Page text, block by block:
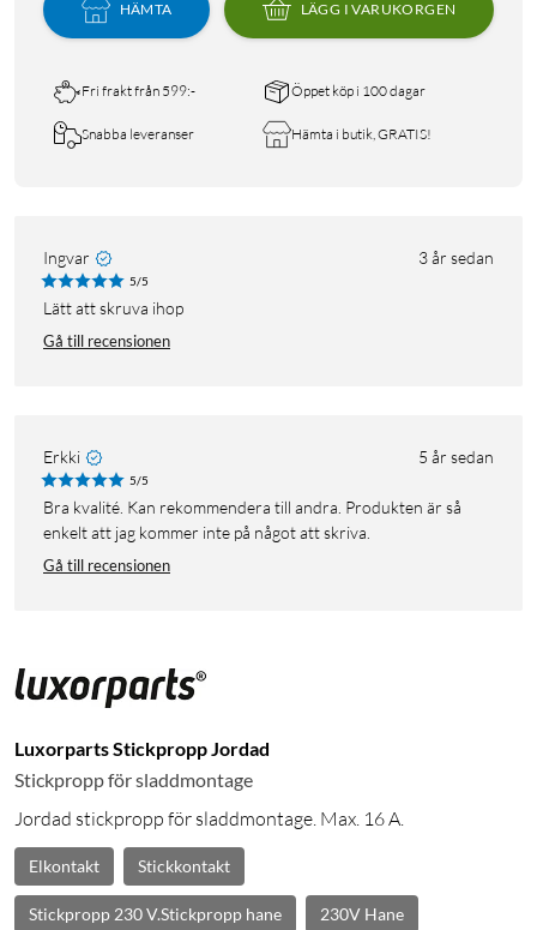
HÄMTA LÄGG I VARUKORGEN
Fri frakt från 599:- Öppet köp i 100 dagar
Snabba leveranser Hämta i butik, GRATIS!
Ingvar 3 år sedan
5/5
Lätt att skruva ihop
Gå till recensionen
Erkki 5 år sedan
5/5
Bra kvalité. Kan rekommendera till andra. Produkten är så
enkelt att jag kommer inte på något att skriva.
Gå till recensionen
Luxorparts Stickpropp Jordad
Stickpropp för sladdmontage
Jordad stickpropp för sladdmontage. Max. 16 A.
Elkontakt Stickkontakt
Stickpropp 230 V.Stickpropp hane 230V Hane